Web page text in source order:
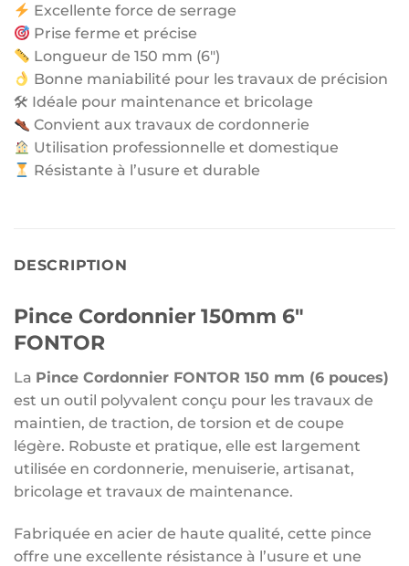
Excellente force de serrage
Prise ferme et précise
Longueur de 150 mm (6″)
Bonne maniabilité pour les travaux de précision
🛠 Idéale pour maintenance et bricolage
Convient aux travaux de cordonnerie
Utilisation professionnelle et domestique
Résistante à l’usure et durable
DESCRIPTION
Pince Cordonnier 150mm 6″
FONTOR
La Pince Cordonnier FONTOR 150 mm (6 pouces)
est un outil polyvalent conçu pour les travaux de
maintien, de traction, de torsion et de coupe
légère. Robuste et pratique, elle est largement
utilisée en cordonnerie, menuiserie, artisanat,
bricolage et travaux de maintenance.
Fabriquée en acier de haute qualité, cette pince
offre une excellente résistance à l’usure et une